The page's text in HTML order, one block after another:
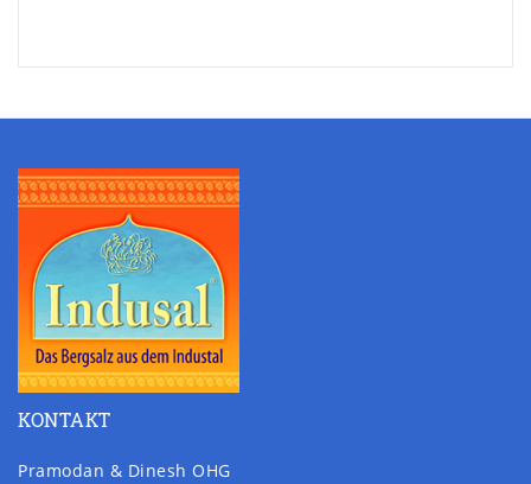
KONTAKT
Pramodan & Dinesh OHG